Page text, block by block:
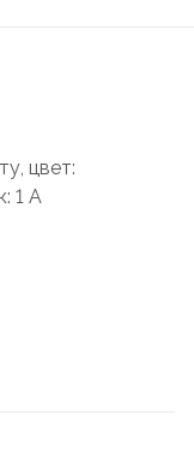
цвет:
1 А